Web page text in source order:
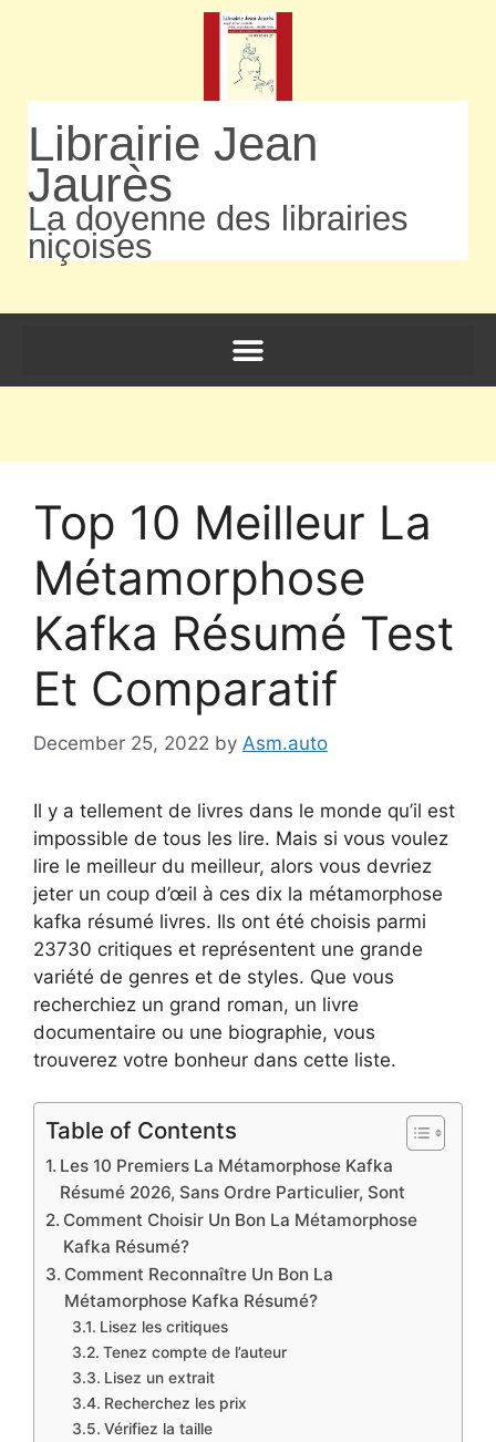
Librairie Jean
Jaurès
La doyenne des librairies
niçoises
Top 10 Meilleur La
Métamorphose
Kafka Résumé Test
Et Comparatif
December 25, 2022 by Asm.auto
Il y a tellement de livres dans le monde qu’il est
impossible de tous les lire. Mais si vous voulez
lire le meilleur du meilleur, alors vous devriez
jeter un coup d’œil à ces dix la métamorphose
kafka résumé livres. Ils ont été choisis parmi
23730 critiques et représentent une grande
variété de genres et de styles. Que vous
recherchiez un grand roman, un livre
documentaire ou une biographie, vous
trouverez votre bonheur dans cette liste.
Table of Contents
Les 10 Premiers La Métamorphose Kafka
Résumé 2026, Sans Ordre Particulier, Sont
Comment Choisir Un Bon La Métamorphose
Kafka Résumé?
Comment Reconnaître Un Bon La
Métamorphose Kafka Résumé?
Lisez les critiques
Tenez compte de l’auteur
Lisez un extrait
Recherchez les prix
Vérifiez la taille